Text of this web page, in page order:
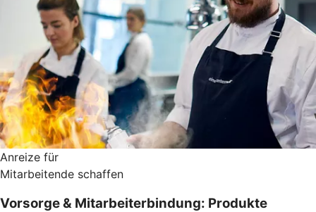
Anreize für
Mitarbeitende schaffen
Vorsorge & Mitarbeiterbindung: Produkte